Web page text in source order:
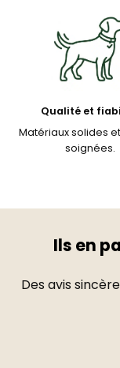
Qualité et
Matériaux solides
soignées.
Ils en
Des avis